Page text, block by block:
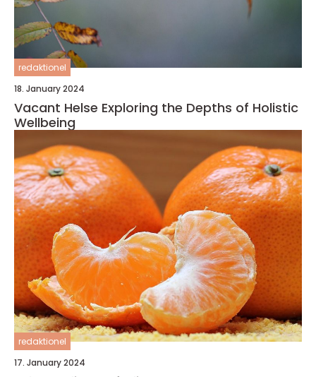
redaktionel
18. January 2024
Vacant Helse Exploring the Depths of Holistic
Wellbeing
redaktionel
17. January 2024